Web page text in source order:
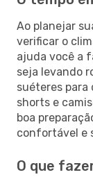
Ao planejar
verificar o
ajuda você a
seja levando
suéteres para
shorts e
boa
confortável e
O que